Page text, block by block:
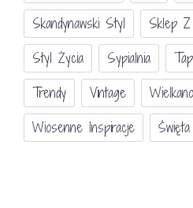
Skandynawski Styl
Sklep Z
Styl Życia
Sypialnia
Trendy
Vintage
Wiosenne Inspiracje